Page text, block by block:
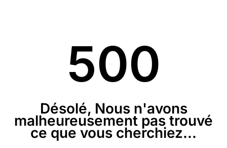
500
Désolé, Nous n'avons
malheureusement pas trouvé
ce que vous cherchiez...